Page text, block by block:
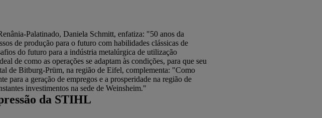
Palatinado, Daniela Schmitt, enfatiza: "50 anos da
de produção para o futuro com habilidades clássicas de
do futuro para a indústria metalúrgica de utilização
de como as operações se adaptam às condições, para que seu
de Bitburg-Prüm, na região de Eifel, complementa: "Como
para a geração de empregos e a prosperidade na região de
investimentos na sede de Weinsheim."
da STIHL